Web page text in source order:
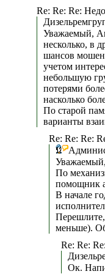
Re: Re: Re:
Уважаемый,
несколько, в
шансов
учетом
небольшую
потерями
насколько
По старой
варианты
Re: Re: Re:
По
помощник
В начале
меньше).
Re: Re:
Ок.